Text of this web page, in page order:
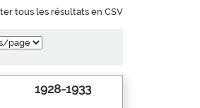
tous les résultats en CSV
1928-1933